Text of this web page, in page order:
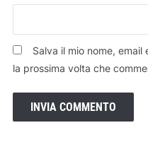
Salva il mio nome,
la prossima volta che